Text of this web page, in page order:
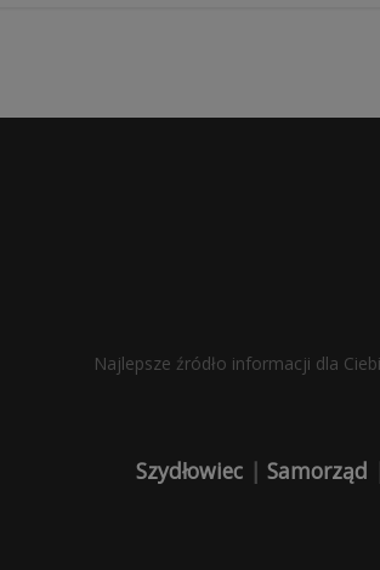
Najlepsze źródło informacji dla
Szydłowiec | Samorząd